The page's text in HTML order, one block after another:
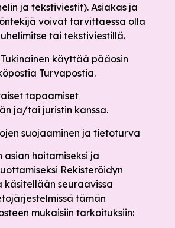
ja tekstiviestit). Asiakas ja
voivat tarvittaessa olla
tai tekstiviestillä.
Tukinainen käyttää pääosin
Turvapostia.
tapaamiset
ja/tai juristin kanssa.
suojaaminen ja tietoturva
asian hoitamiseksi ja
Rekisteröidyn
käsitellään seuraavissa
tämän
mukaisiin tarkoituksiin: